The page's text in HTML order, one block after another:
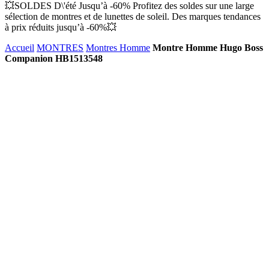
💥SOLDES D\'été Jusqu’à -60% Profitez des soldes sur une large
sélection de montres et de lunettes de soleil. Des marques tendances
à prix réduits jusqu’à -60%💥
Accueil MONTRES Montres Homme Montre Homme Hugo Boss
Companion HB1513548